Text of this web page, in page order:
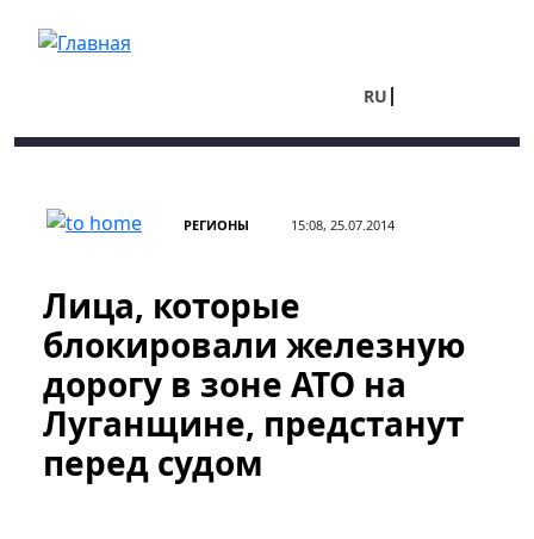
RU
РЕГИОНЫ 15:08, 25.07.2014
Лица, которые
блокировали железную
дорогу в зоне АТО на
Луганщине, предстанут
перед судом